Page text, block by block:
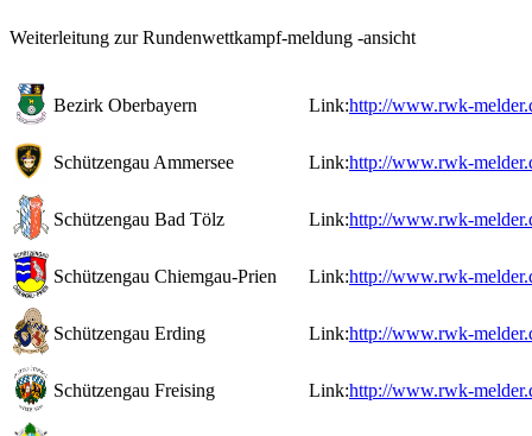
Weiterleitung zur Rundenwettkampf-meldung -ansicht
Bezirk Oberbayern Link:http://www.rwk-
Schützengau Ammersee Link:http://www.rwk-
Schützengau Bad Tölz Link:http://www.rwk-
Schützengau Chiemgau-Prien Link:http://www.rwk-
Schützengau Erding Link:http://www.rwk-
Schützengau Freising Link:http://www.rwk-